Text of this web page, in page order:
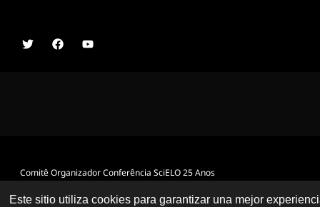
Comitê Organizador Conferência SciELO 25 Anos
Este sitio utiliza cookies para garantizar una mejor